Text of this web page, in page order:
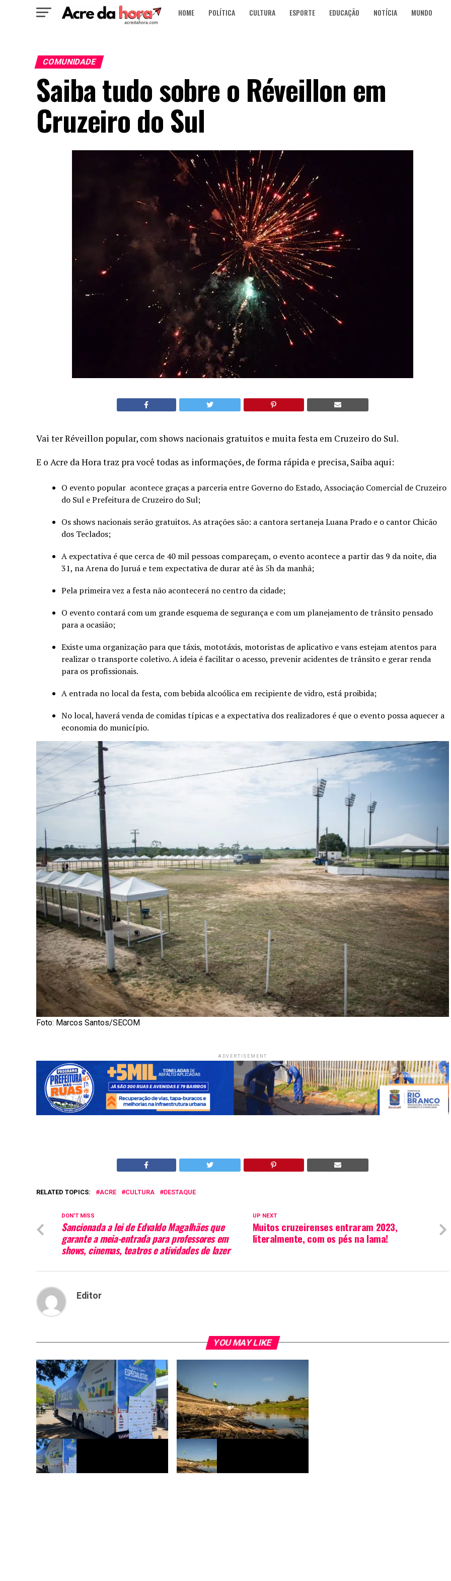
HOME POLÍTICA CULTURA ESPORTE EDUCAÇÃO NOTÍCIA MUNDO
COMUNIDADE
Saiba tudo sobre o Réveillon em
Cruzeiro do Sul
Vai ter Réveillon popular, com shows nacionais gratuitos e muita festa em Cruzeiro do Sul.
E o Acre da Hora traz pra você todas as informações, de forma rápida e precisa, Saiba aqui:
O evento popular acontece graças a parceria entre Governo do Estado, Associação Comercial de Cruzeiro
do Sul e Prefeitura de Cruzeiro do Sul;
Os shows nacionais serão gratuitos. As atrações são: a cantora sertaneja Luana Prado e o cantor Chicão
dos Teclados;
A expectativa é que cerca de 40 mil pessoas compareçam, o evento acontece a partir das 9 da noite, dia
31, na Arena do Juruá e tem expectativa de durar até às 5h da manhã;
Pela primeira vez a festa não acontecerá no centro da cidade;
O evento contará com um grande esquema de segurança e com um planejamento de trânsito pensado
para a ocasião;
Existe uma organização para que táxis, mototáxis, motoristas de aplicativo e vans estejam atentos para
realizar o transporte coletivo. A ideia é facilitar o acesso, prevenir acidentes de trânsito e gerar renda
para os profissionais.
A entrada no local da festa, com bebida alcoólica em recipiente de vidro, está proibida;
No local, haverá venda de comidas típicas e a expectativa dos realizadores é que o evento possa aquecer a
economia do município.
Foto: Marcos Santos/SECOM
ADVERTISEMENT
RELATED TOPICS: ACRE CULTURA DESTAQUE
UP NEXT
Muitos cruzeirenses entraram 2023,
literalmente, com os pés na lama!
DON'T MISS
Sancionada a lei de Edvaldo Magalhães que
garante a meia-entrada para professores em
shows, cinemas, teatros e atividades de lazer
Editor
YOU MAY LIKE